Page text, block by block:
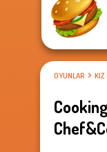
OYUNLAR KIZ